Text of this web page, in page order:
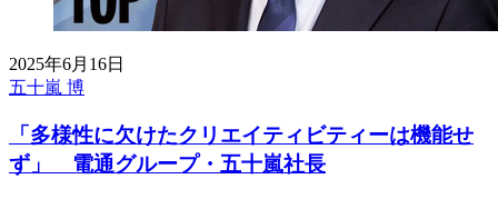
2025年6月16日
五十嵐 博
「多様性に欠けたクリエイティビティーは機能せ
ず」 電通グループ・五十嵐社長